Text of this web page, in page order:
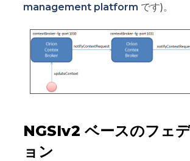
management platform です)。
NGSIv2 ベースのフェ
ョン